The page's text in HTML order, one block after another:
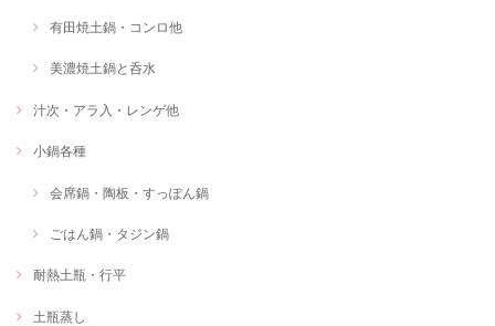
有田焼土鍋・コンロ他
美濃焼土鍋と呑水
汁次・アラ入・レンゲ他
小鍋各種
会席鍋・陶板・すっぽん鍋
ごはん鍋・タジン鍋
耐熱土瓶・行平
土瓶蒸し